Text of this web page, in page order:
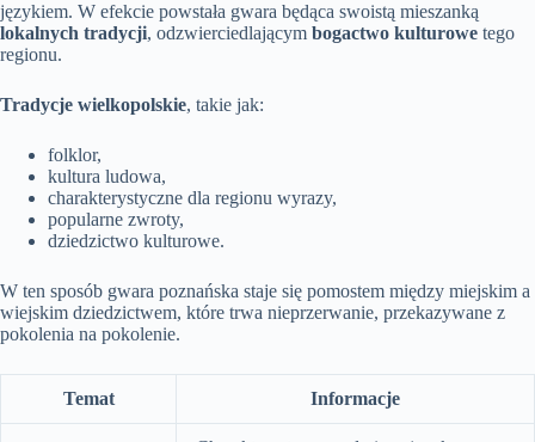
językiem. W efekcie powstała gwara będąca swoistą mieszanką
lokalnych tradycji, odzwierciedlającym bogactwo kulturowe tego
regionu.
Tradycje wielkopolskie, takie jak:
folklor,
kultura ludowa,
charakterystyczne dla regionu wyrazy,
popularne zwroty,
dziedzictwo kulturowe.
W ten sposób gwara poznańska staje się pomostem między miejskim a
wiejskim dziedzictwem, które trwa nieprzerwanie, przekazywane z
pokolenia na pokolenie.
Temat Informacje